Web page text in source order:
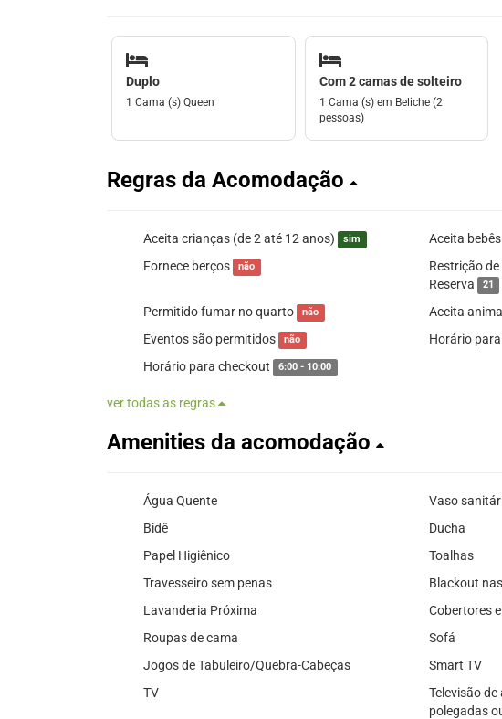
Duplo
1 Cama (s) Queen
Com 2 camas de solteiro
1 Cama (s) em Beliche (2
pessoas)
Regras da Acomodação
Aceita crianças (de 2 até 12 anos) sim Aceita
Fornece berços não
Restrição
Reserva
21
Permitido fumar no quarto não Aceita
Eventos são permitidos não Horário
Horário para checkout 6:00 - 10:00
ver todas as regras
Amenities da acomodação
Água Quente
Vaso
Bidê
Ducha
Papel Higiênico
Toalhas
Travesseiro sem penas
Blackout
Lavanderia Próxima
Cobertores
Roupas de cama
Sofá
Jogos de Tabuleiro/Quebra-Cabeças
Smart TV
TV
Televisão
polegadas